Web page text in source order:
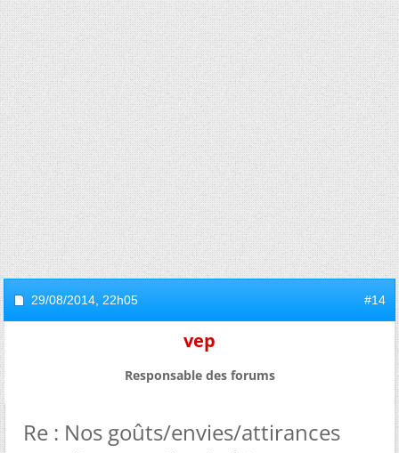
29/08/2014, 22h05 #14
vep
Responsable des forums
Re : Nos goûts/envies/attirances